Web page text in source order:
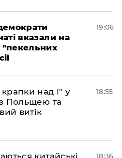
вказали на
"пекельних
19:06
над і" у
з Польщею та
витік
18:55
китайські
18:36